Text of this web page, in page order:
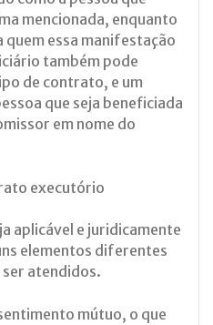
mencionada, enquanto
quem essa manifestação
também pode
de contrato, e um
que seja beneficiada
em nome do
executório
aplicável e juridicamente
elementos diferentes
atendidos.
mútuo, o que